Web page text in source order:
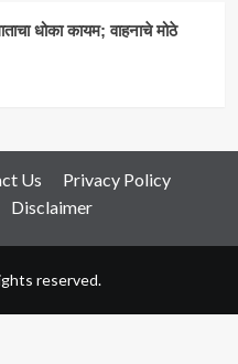
धोका कायम; वाहनाचे मोठे
Us
Privacy Policy
Disclaimer